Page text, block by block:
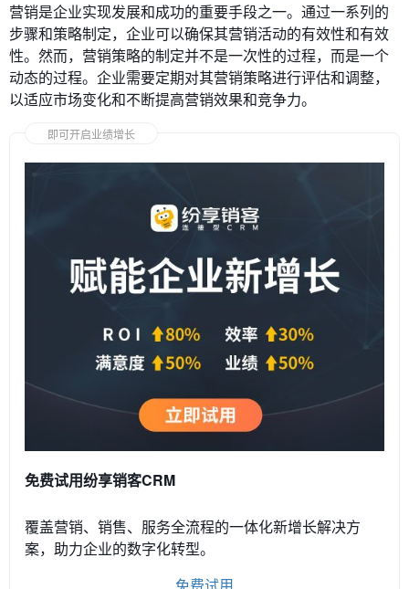
营销是企业实现发展和成功的重要手段之一。通过一系列的
步骤和策略制定，企业可以确保其营销活动的有效性和有效
性。然而，营销策略的制定并不是一次性的过程，而是一个
动态的过程。企业需要定期对其营销策略进行评估和调整，
以适应市场变化和不断提高营销效果和竞争力。
即可开启业绩增长
免费试用纷享销客CRM
覆盖营销、销售、服务全流程的一体化新增长解决方
案，助力企业的数字化转型。